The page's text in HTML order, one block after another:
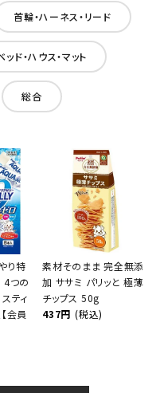
首輪・ハーネス・リード
ッド・ハウス・マット
総合
り特
4つの
ティ
会員
素材そのまま 完全無添
加 ササミ パリッと 極薄
チップス 50g
437円 (税込)